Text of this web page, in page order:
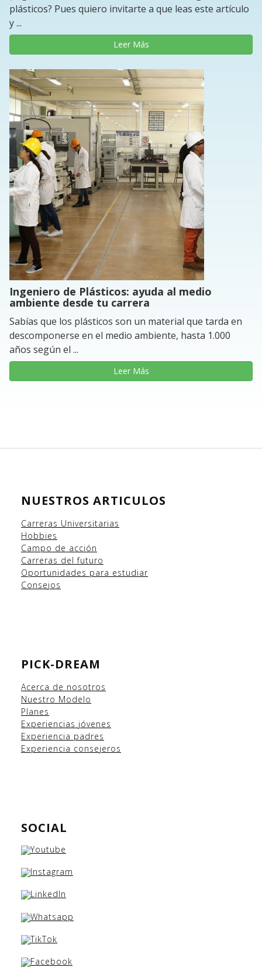
plásticos? Pues quiero invitarte a que leas este artículo
y ...
Leer Más
Ingeniero de Plásticos: ayuda al medio
ambiente desde tu carrera
Sabías que los plásticos son un material que tarda en
descomponerse en el medio ambiente, hasta 1.000
años según el ...
Leer Más
NUESTROS ARTICULOS
Carreras Universitarias
Hobbies
Campo de acción
Carreras del futuro
Oportunidades para estudiar
Consejos
PICK-DREAM
Acerca de nosotros
Nuestro Modelo
Planes
Experiencias jóvenes
Experiencia padres
Experiencia consejeros
SOCIAL